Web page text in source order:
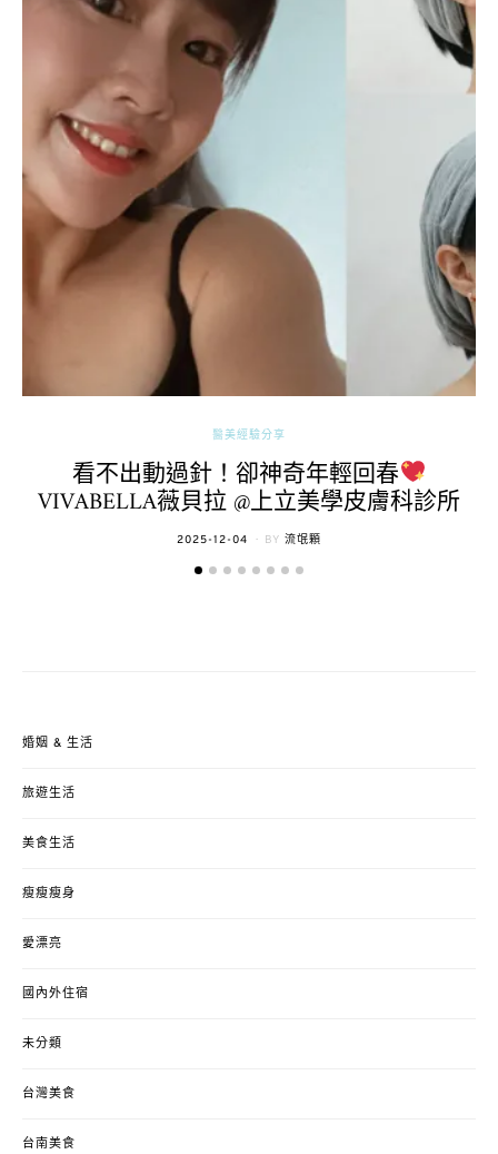
醫美經驗分享
看不出動過針！卻神奇年輕回春
VIVABELLA薇貝拉 @上立美學皮膚科診所
POSTED
2025-12-04 BY 流氓顆
婚姻 & 生活
旅遊生活
美食生活
瘦瘦瘦身
愛漂亮
國內外住宿
未分類
台灣美食
台南美食